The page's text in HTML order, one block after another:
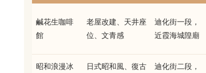
鹹花生咖啡
館
老屋改建、天井座
位、文青感
迪化街一段，
近霞海城隍廟
昭和浪漫冰
日式昭和風、復古
迪化街二段，